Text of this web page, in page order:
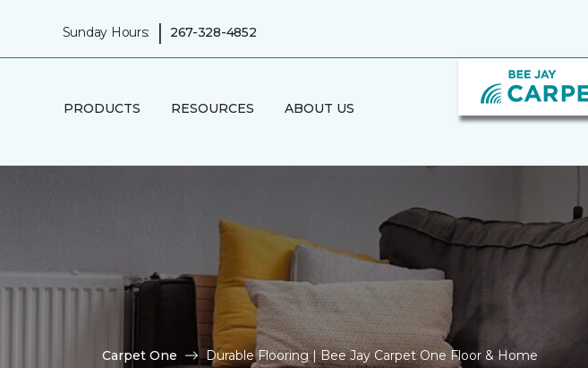
Sunday Hours: | 267-328-4852
PRODUCTS RESOURCES ABOUT US
Carpet One Durable Flooring | Bee Jay Carpet One Floor & Home